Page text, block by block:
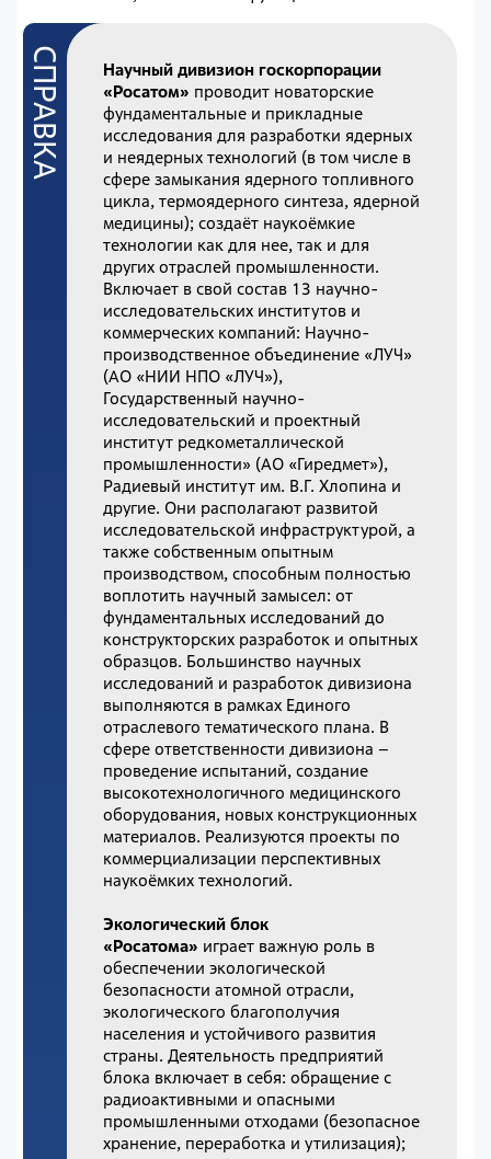
Научный дивизион госкорпорации
«Росатом» проводит новаторские
фундаментальные и прикладные
исследования для разработки ядерных
и неядерных технологий (в том числе в
сфере замыкания ядерного топливного
цикла, термоядерного синтеза, ядерной
медицины); создаёт наукоёмкие
технологии как для нее, так и для
других отраслей промышленности.
Включает в свой состав 13 научно-
исследовательских институтов и
коммерческих компаний: Научно-
производственное объединение «ЛУЧ»
(АО «НИИ НПО «ЛУЧ»),
Государственный научно-
исследовательский и проектный
институт редкометаллической
промышленности» (АО «Гиредмет»),
Радиевый институт им. В.Г. Хлопина и
другие. Они располагают развитой
исследовательской инфраструктурой, а
также собственным опытным
производством, способным полностью
воплотить научный замысел: от
фундаментальных исследований до
конструкторских разработок и опытных
образцов. Большинство научных
исследований и разработок дивизиона
выполняются в рамках Единого
отраслевого тематического плана. В
сфере ответственности дивизиона –
проведение испытаний, создание
высокотехнологичного медицинского
оборудования, новых конструкционных
материалов. Реализуются проекты по
коммерциализации перспективных
наукоёмких технологий.
Экологический блок
«Росатома» играет важную роль в
обеспечении экологической
безопасности атомной отрасли,
экологического благополучия
населения и устойчивого развития
страны. Деятельность предприятий
блока включает в себя: обращение с
радиоактивными и опасными
промышленными отходами (безопасное
хранение, переработка и утилизация);